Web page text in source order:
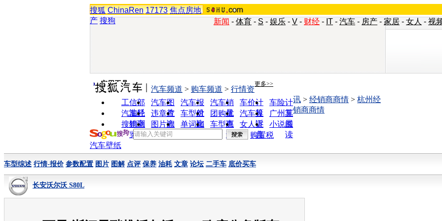
搜狐 ChinaRen 17173 焦点房地
产 搜狗 新闻 - 体育 - S - 娱乐 - V - 财经 - IT - 汽车 - 房产 - 家居 - 女人 - 视
实用工具 更多>>
工信部
油耗
汽车图
片
汽车报
价
汽车销
量
车价计
算
车险计
算
汽车经
销商
违章查
询
车型对
比
团购优
惠
汽车投
诉
广州车
展
搜狗浏
览器
图片欣
赏
单词翻
车型查
询
女人宝
典
小说阅
读
汽车频道 > 购车频道 > 行情资
讯 > 经销商商情 > 杭州经
销商商情
购置税
汽车壁纸
车型综述 行情-报价 参数配置 图片 图解 点评 保养 油耗 文章 论坛 二手车 底价买车
长安沃尔沃 S80L